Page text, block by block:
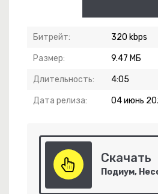
Битрейт: 320 kbps
Размер: 9.47 МБ
Длительность: 4:05
Дата релиза: 04 июнь
Скачать
Юк, Димэ!
-Незабудка